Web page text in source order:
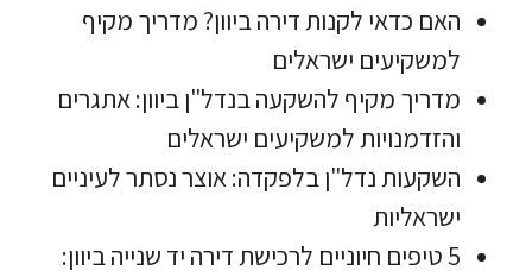
האם כדאי לקנות דירה ביוון? מדריך מקיף
למשקיעים ישראלים
מדריך מקיף להשקעה בנדל"ן ביוון: אתגרים
והזדמנויות למשקיעים ישראלים
השקעות נדל"ן בלפקדה: אוצר נסתר לעיניים
ישראליות
5 טיפים חיוניים לרכישת דירה יד שנייה ביוון: